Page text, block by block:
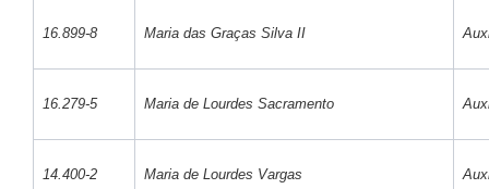
16.899-8 Maria das Graças Silva II
16.279-5 Maria de Lourdes Sacramento
14.400-2 Maria de Lourdes Vargas